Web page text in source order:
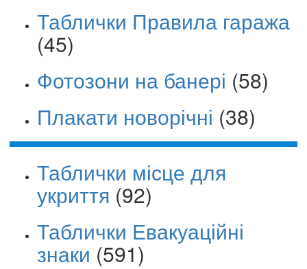
Таблички Правила гаража
(45)
Фотозони на банері (58)
Плакати новорічні (38)
Таблички місце для
укриття (92)
Таблички Евакуаційні
знаки (591)